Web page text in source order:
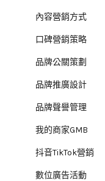
內容營銷方式
口碑營銷策略
品牌公關策劃
品牌推廣設計
品牌聲譽管理
我的商家GMB
抖音TikTok營銷
數位廣告活動